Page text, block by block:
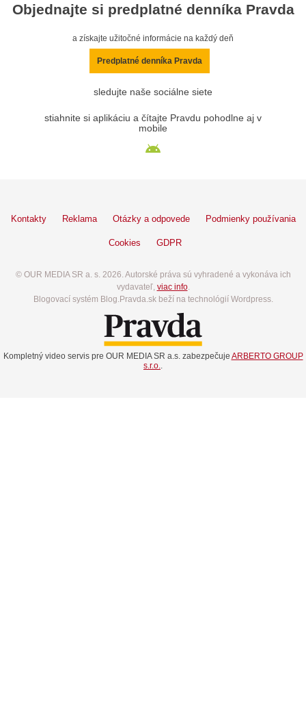
Objednajte si predplatné denníka Pravda
a získajte užitočné informácie na každý deň
Predplatné denníka Pravda
sledujte naše sociálne siete
stiahnite si aplikáciu a čítajte Pravdu pohodlne aj v
mobile
Kontakty Reklama Otázky a odpovede Podmienky používania
Cookies GDPR
© OUR MEDIA SR a. s. 2026. Autorské práva sú vyhradené a vykonáva ich
vydavateľ, viac info.
Blogovací systém Blog.Pravda.sk beží na technológií Wordpress.
Kompletný video servis pre OUR MEDIA SR a.s. zabezpečuje ARBERTO GROUP
s.r.o.